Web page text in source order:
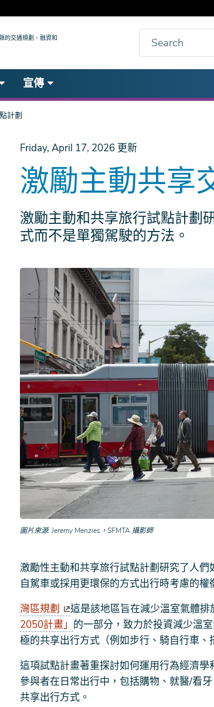
的交通規劃、融資和
宣傳
計劃
Friday, April 17, 2026 更新
激勵主動共享
激勵主動和共享旅行試點計劃
式而不是單獨駕駛的方法。
圖片來源 Jeremy Menzies，SFMTA 攝影師
激勵性主動和共享旅行試點計劃研究了人
自駕車或採用更環保的方式出行時考慮的權
灣區規劃
這是該地區旨在減少溫室氣體
2050計畫」 的一部分，致力於投資減少溫
極的共享出行方式（例如步行、騎自行車
這項試點計畫著重探討如何運用行為經濟
參與者在日常出行中，包括購物、就醫/看
共享出行方式。